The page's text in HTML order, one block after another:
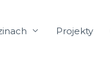
Projekty